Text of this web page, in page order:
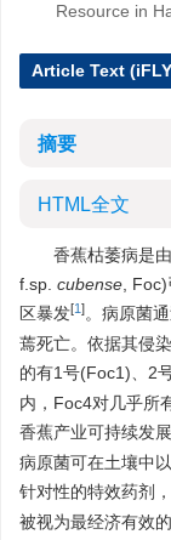
Resource in
Article Text
摘要
HTML全文
香蕉枯萎病是
f.sp. cubense ,
区暴发[1]。病原菌
蔫死亡。依据其侵
的有1号(Foc1)、2
内，Foc4对几乎所
香蕉产业可持续发
病原菌可在土壤中
针对性的特效药剂
被视为最经济有效